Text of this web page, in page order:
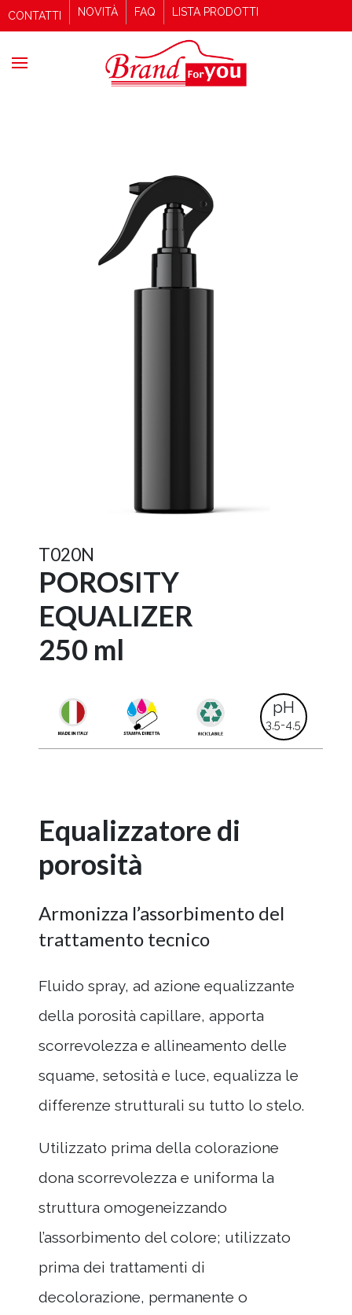
CONTATTI NOVITÀ FAQ LISTA PRODOTTI
T020N
POROSITY
EQUALIZER
250 ml
pH
3,5-4,5
Equalizzatore di
porosità
Armonizza l’assorbimento del
trattamento tecnico
Fluido spray, ad azione equalizzante
della porosità capillare, apporta
scorrevolezza e allineamento delle
squame, setosità e luce, equalizza le
differenze strutturali su tutto lo stelo.
Utilizzato prima della colorazione
dona scorrevolezza e uniforma la
struttura omogeneizzando
l’assorbimento del colore; utilizzato
prima dei trattamenti di
decolorazione, permanente o